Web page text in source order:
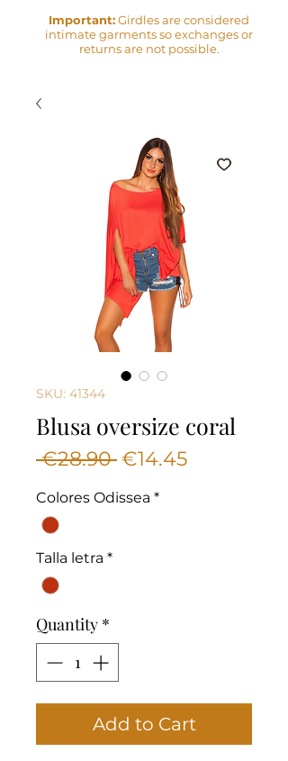
Important:Girdles are considered
intimate garments so exchanges or
returns are not possible.
SKU: 41344
Blusa oversize coral
€28.90 Regular
€14.45Sale
Colores Odissea *
Talla letra *
Quantity *
Add to Cart